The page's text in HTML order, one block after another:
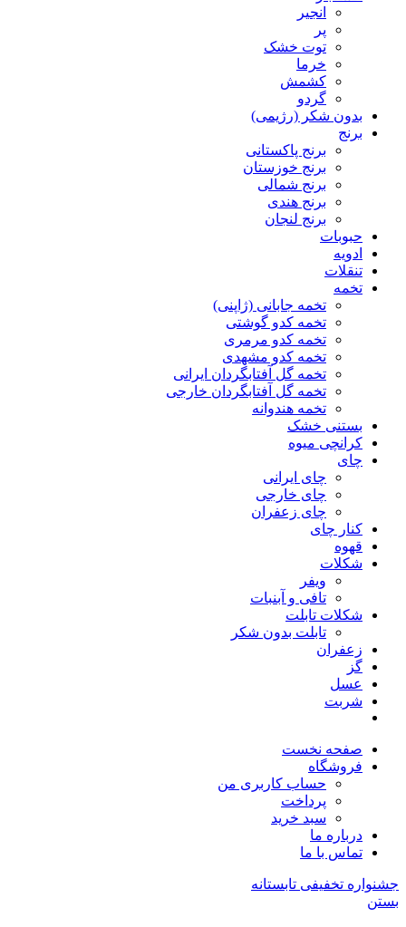
انجیر
پر
توت خشک
خرما
کشمش
گردو
بدون شکر (رژیمی)
برنج
برنج پاکستانی
برنج خوزستان
برنج شمالی
برنج هندی
برنج لنجان
حبوبات
ادویه
تنقلات
تخمه
تخمه جابانی (ژاپنی)
تخمه کدو گوشتی
تخمه کدو مرمری
تخمه کدو مشهدی
تخمه گل آفتابگردان ایرانی
تخمه گل آفتابگردان خارجی
تخمه هندوانه
بستنی خشک
کرانچی میوه
چای
چای ایرانی
چای خارجی
چای زعفران
کنار چای
قهوه
شکلات
ویفر
تافی و آبنبات
شکلات تابلت
تابلت بدون شکر
زعفران
گز
عسل
شربت
صفحه نخست
فروشگاه
حساب کاربری من
پرداخت
سبد خرید
درباره ما
تماس با ما
جشنواره تخفیفی تابستانه
بستن